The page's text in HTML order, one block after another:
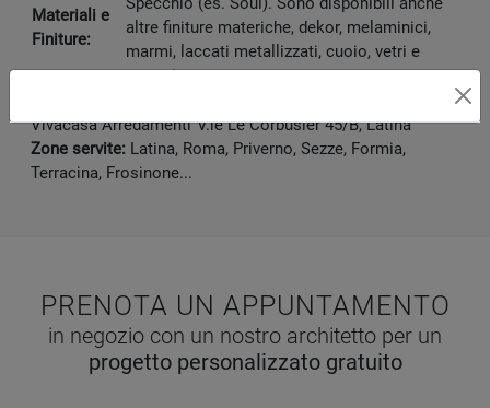
Materiali e
Finiture:
altre finiture materiche, dekor, melaminici,
marmi, laccati metallizzati, cuoio, vetri e
tessuti.
Vivacasa Arredamenti V.le Le Corbusier 45/B,Latina
Zone servite: Latina, Roma, Priverno, Sezze, Formia,
Terracina, Frosinone...
PRENOTA UN APPUNTAMENTO
in negozio con un nostro architetto per un
progetto personalizzato gratuito